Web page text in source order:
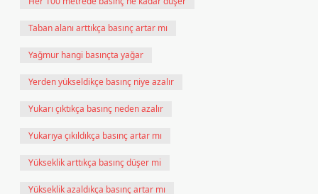
Taban alanı arttıkça basınç artar mı
Yağmur hangi basınçta yağar
Yerden yükseldikçe basınç niye azalır
Yukarı çıktıkça basınç neden azalır
Yukarıya çıkıldıkça basınç artar mı
Yükseklik arttıkça basınç düşer mi
Yükseklik azaldıkça basınç artar mı